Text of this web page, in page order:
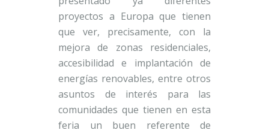
proyectos a Europa que tienen
que ver, precisamente, con la
mejora de zonas residenciales,
accesibilidad e implantación de
energías renovables, entre otros
asuntos de interés para las
comunidades que tienen en esta
feria un buen referente de